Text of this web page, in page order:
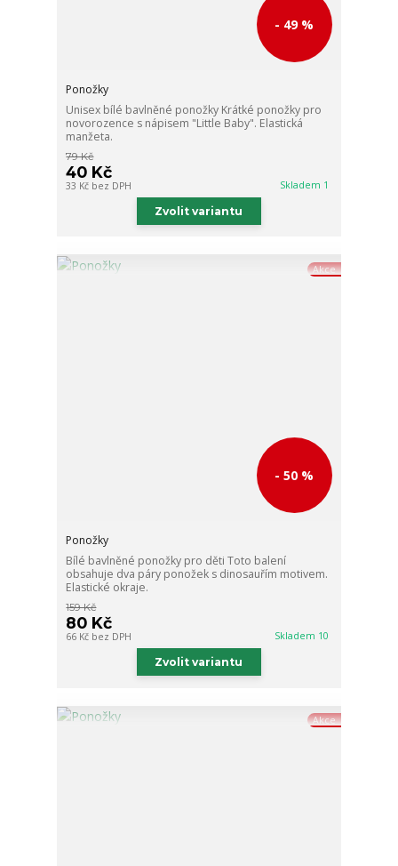
- 49 %
Ponožky
Unisex bílé bavlněné ponožky Krátké ponožky pro
novorozence s nápisem "Little Baby". Elastická
manžeta.
79 Kč
40 Kč
33 Kč bez DPH Skladem 1
Zvolit variantu
Akce
- 50 %
Ponožky
Bílé bavlněné ponožky pro děti Toto balení
obsahuje dva páry ponožek s dinosauřím motivem.
Elastické okraje.
159 Kč
80 Kč
66 Kč bez DPH Skladem 10
Zvolit variantu
Akce